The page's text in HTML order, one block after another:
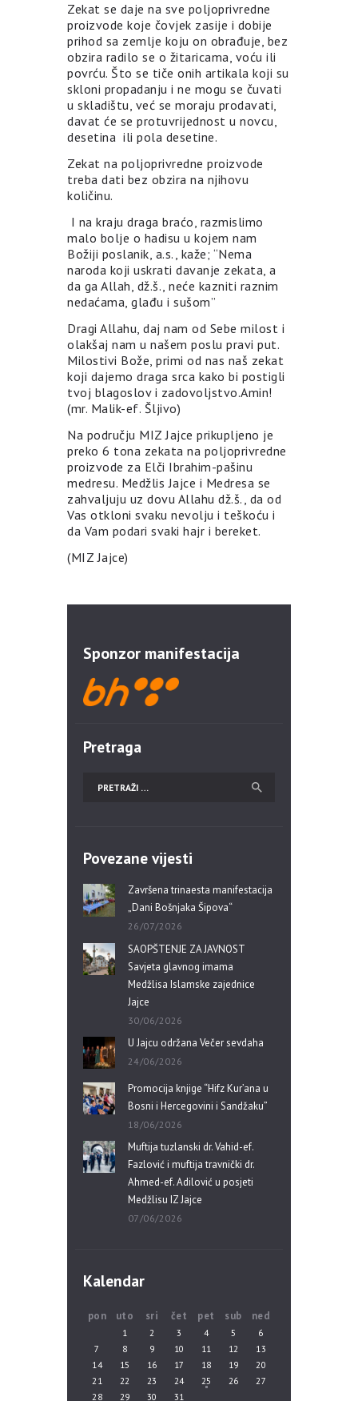
Zekat se daje na sve poljoprivredne
proizvode koje čovjek zasije i dobije
prihod sa zemlje koju on obrađuje, bez
obzira radilo se o žitaricama, voću ili
povrću. Što se tiče onih artikala koji su
skloni propadanju i ne mogu se čuvati
u skladištu, već se moraju prodavati,
davat će se protuvrijednost u novcu,
desetina ili pola desetine.
Zekat na poljoprivredne proizvode
treba dati bez obzira na njihovu
količinu.
I na kraju draga braćo, razmislimo
malo bolje o hadisu u kojem nam
Božiji poslanik, a.s., kaže; “Nema
naroda koji uskrati davanje zekata, a
da ga Allah, dž.š., neće kazniti raznim
nedaćama, glađu i sušom”
Dragi Allahu, daj nam od Sebe milost i
olakšaj nam u našem poslu pravi put.
Milostivi Bože, primi od nas naš zekat
koji dajemo draga srca kako bi postigli
tvoj blagoslov i zadovoljstvo.Amin!
(mr. Malik-ef. Šljivo)
Na području MIZ Jajce prikupljeno je
preko 6 tona zekata na poljoprivredne
proizvode za Elči Ibrahim-pašinu
medresu. Medžlis Jajce i Medresa se
zahvaljuju uz dovu Allahu dž.š., da od
Vas otkloni svaku nevolju i teškoću i
da Vam podari svaki hajr i bereket.
(MIZ Jajce)
Sponzor manifestacija
Pretraga
Povezane vijesti
Završena trinaesta manifestacija
„Dani Bošnjaka Šipova“
26/07/2026
SAOPŠTENJE ZA JAVNOST
Savjeta glavnog imama
Medžlisa Islamske zajednice
Jajce
30/06/2026
U Jajcu održana Večer sevdaha
24/06/2026
Promocija knjige “Hifz Kur’ana u
Bosni i Hercegovini i Sandžaku”
18/06/2026
Muftija tuzlanski dr. Vahid-ef.
Fazlović i muftija travnički dr.
Ahmed-ef. Adilović u posjeti
Medžlisu IZ Jajce
07/06/2026
Kalendar
pon uto sri čet pet sub ned
1 2 3 4 5
6
7
8 9 10 11 12
13
14
15 16 17 18 19
20
21
22 23 24 25 26
27
28
29 30 31